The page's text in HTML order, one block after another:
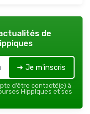
de
➔ Je m'inscris
d’être contacté(e) à
Hippiques et ses